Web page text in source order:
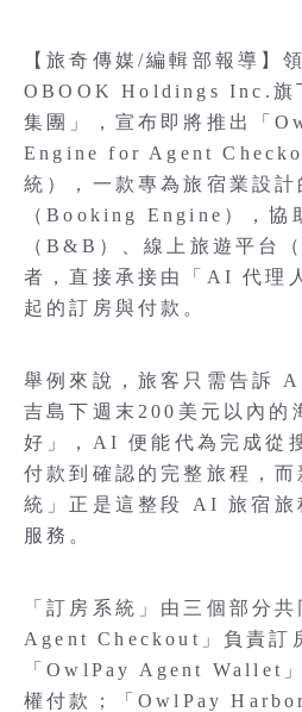
【旅奇傳媒/編輯部報導】
OBOOK Holdings Inc.旗
集團」，宣布即將推出「
Engine for Agent
統），一款專為旅宿業設
（Booking Engine），協
（B&B）、線上旅遊平台
者，直接承接由「AI 代理
起的訂房與付款。
舉例來說，旅客只需告訴
吉島下週末200美元以內的
好」，AI 便能代為完成從
付款到確認的完整旅程，
統」正是這整段 AI 旅宿旅
服務。
「訂房系統」由三個部分
Agent Checkout」負責訂
「OwlPay Agent Wallet
權付款；「OwlPay